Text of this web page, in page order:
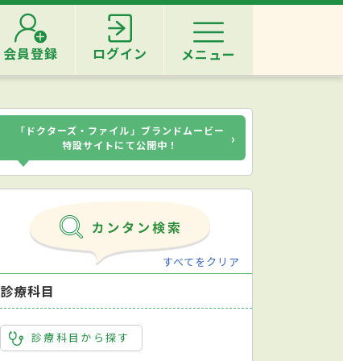
会員登録 ログイン メニュー
「ドクターズ・ファイル」ブランドムービー
特設サイトにて公開中！
›
すべてをクリア
診療科目
診療科目から探す